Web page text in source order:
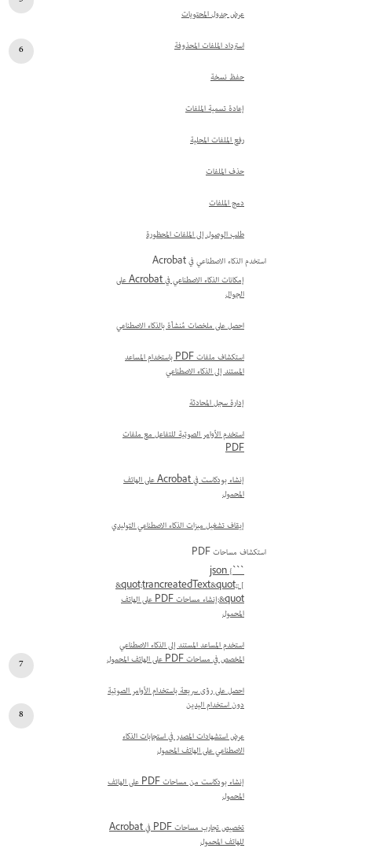
عرض جدول المحتويات
استرداد الملفات المحذوفة
حفظ نسخة
إعادة تسمية الملفات
رفع الملفات المحلية
حذف الملفات
دمج الملفات
طلب الوصول إلى الملفات المحظورة
استخدم الذكاء الاصطناعي في Acrobat
إمكانات الذكاء الاصطناعي في Acrobat على
الجوال
احصل على ملخصات مُنشأة بالذكاء الاصطناعي
استكشاف ملفات PDF باستخدام المساعد
المستند إلى الذكاء الاصطناعي
إدارة سجل المحادثة
استخدم الأوامر الصوتية للتفاعل مع ملفات
PDF
إنشاء بودكاست في Acrobat على الهاتف
المحمول
إيقاف تشغيل ميزات الذكاء الاصطناعي التوليدي
استكشاف مساحات PDF
```json {
&quot;trancreatedText&quot;: [
&quot;إنشاء مساحات PDF على الهاتف
المحمول
استخدم المساعد المستند إلى الذكاء الاصطناعي
المخصص في مساحات PDF على الهاتف المحمول
احصل على رؤى سريعة باستخدام الأوامر الصوتية
دون استخدام اليدين
عرض استشهادات المصدر في استجابات الذكاء
الاصطناعي على الهاتف المحمول
إنشاء بودكاست من مساحات PDF على الهاتف
المحمول
تخصيص تجارب مساحات PDF في Acrobat
للهاتف المحمول